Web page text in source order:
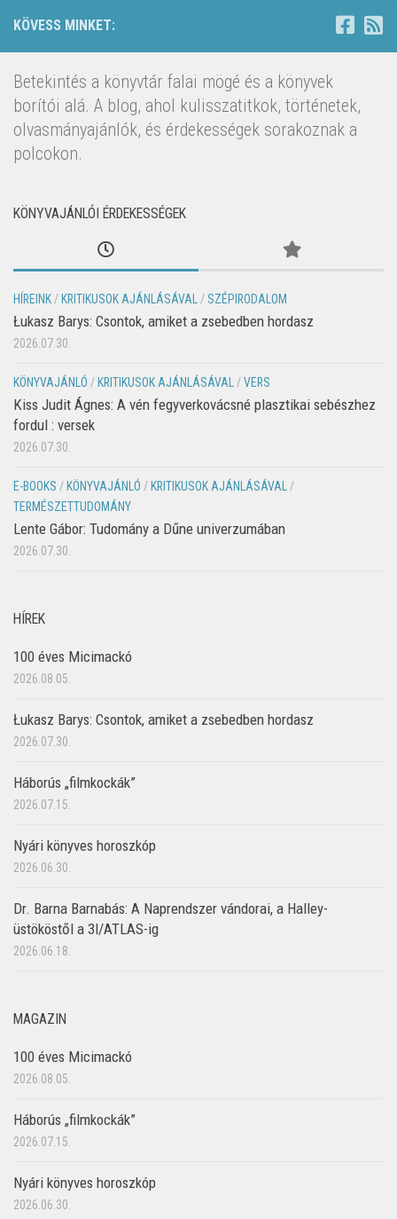
KÖVESS MINKET:
Betekintés a könyvtár falai mögé és a könyvek
borítói alá. A blog, ahol kulisszatitkok, történetek,
olvasmányajánlók, és érdekességek sorakoznak a
polcokon.
KÖNYVAJÁNLÓI ÉRDEKESSÉGEK
HÍREINK / KRITIKUSOK AJÁNLÁSÁVAL / SZÉPIRODALOM
Łukasz Barys: Csontok, amiket a zsebedben hordasz
2026.07.30.
KÖNYVAJÁNLÓ / KRITIKUSOK AJÁNLÁSÁVAL /VERS
Kiss Judit Ágnes: A vén fegyverkovácsné plasztikai sebészhez
fordul : versek
2026.07.30.
E-BOOKS / KÖNYVAJÁNLÓ / KRITIKUSOK AJÁNLÁSÁVAL
/
TERMÉSZETTUDOMÁNY
Lente Gábor: Tudomány a Dűne univerzumában
2026.07.30.
HÍREK
100 éves Micimackó
2026.08.05.
Łukasz Barys: Csontok, amiket a zsebedben hordasz
2026.07.30.
Háborús „filmkockák”
2026.07.15.
Nyári könyves horoszkóp
2026.06.30.
Dr. Barna Barnabás: A Naprendszer vándorai, a Halley-
üstököstől a 3I/ATLAS-ig
2026.06.18.
MAGAZIN
100 éves Micimackó
2026.08.05.
Háborús „filmkockák”
2026.07.15.
Nyári könyves horoszkóp
2026.06.30.